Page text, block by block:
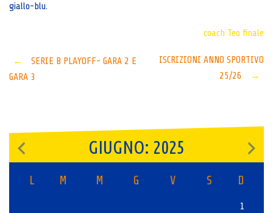
giallo-blu.
coach Teo finale
Post
←
SERIE B PLAYOFF- GARA 2 E
GARA 3
ISCRIZIONI ANNO SPORTIVO
25/26
→
GIUGNO: 2025
L M M G V S D
1